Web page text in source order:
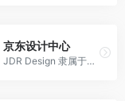
京东设计中心
JDR Design 隶属于京东零售集团，专注于无界零售下完美购物体验的设计探索与尝试。